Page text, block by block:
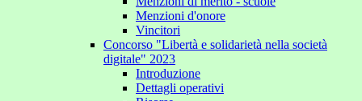
Menzioni d'onore
Vincitori
Concorso "Libertà e solidarietà nella società
digitale" 2023
Introduzione
Dettagli operativi